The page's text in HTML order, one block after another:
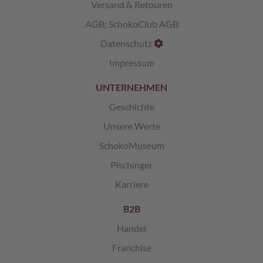
Versand & Retouren
AGB; SchokoClub AGB
Datenschutz
Impressum
UNTERNEHMEN
Geschichte
Unsere Werte
SchokoMuseum
Pischinger
Karriere
B2B
Handel
Franchise